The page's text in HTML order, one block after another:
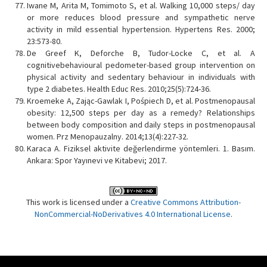
Iwane M, Arita M, Tomimoto S, et al. Walking 10,000 steps/ day
or more reduces blood pressure and sympathetic nerve
activity in mild essential hypertension. Hypertens Res. 2000;
23:573-80.
De Greef K, Deforche B, Tudor-Locke C, et al. A
cognitivebehavioural pedometer-based group intervention on
physical activity and sedentary behaviour in individuals with
type 2 diabetes. Health Educ Res. 2010;25(5):724-36.
Kroemeke A, Zając-Gawlak I, Pośpiech D, et al. Postmenopausal
obesity: 12,500 steps per day as a remedy? Relationships
between body composition and daily steps in postmenopausal
women. Prz Menopauzalny. 2014;13(4):227-32.
Karaca A. Fiziksel aktivite değerlendirme yöntemleri. 1. Basım.
Ankara: Spor Yayınevi ve Kitabevi; 2017.
This work is licensed under a Creative Commons Attribution-
NonCommercial-NoDerivatives 4.0 International License.